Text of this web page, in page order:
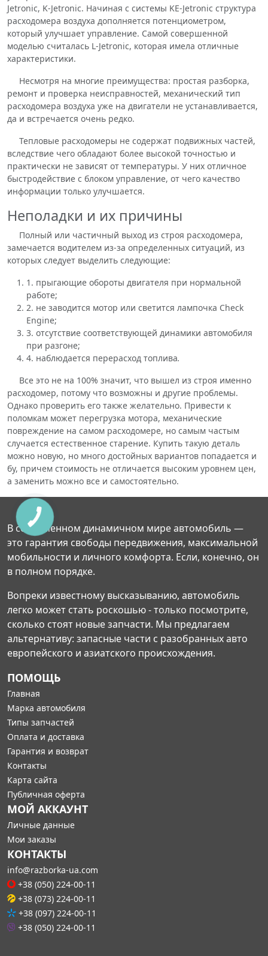
Jetronic, K-Jetronic. Начиная с системы KE-Jetronic структура
расходомера воздуха дополняется потенциометром,
который улучшает управление. Самой совершенной
моделью считалась L-Jetronic, которая имела отличные
характеристики.
Несмотря на многие преимущества: простая разборка,
ремонт и проверка неисправностей, механический тип
расходомера воздуха уже на двигатели не устанавливается,
да и встречается очень редко.
Тепловые расходомеры не содержат подвижных частей,
вследствие чего обладают более высокой точностью и
практически не зависят от температуры. У них отличное
быстродействие с блоком управление, от чего качество
информации только улучшается.
Неполадки и их причины
Полный или частичный выход из строя расходомера,
замечается водителем из-за определенных ситуаций, из
которых следует выделить следующие:
1. прыгающие обороты двигателя при нормальной
работе;
2. не заводится мотор или светится лампочка Check
Engine;
3. отсутствие соответствующей динамики автомобиля
при разгоне;
4. наблюдается перерасход топлива.
Все это не на 100% значит, что вышел из строя именно
расходомер, потому что возможны и другие проблемы.
Однако проверить его также желательно. Привести к
поломкам может перегрузка мотора, механические
повреждение на самом расходомере, но самым частым
случается естественное старение. Купить такую деталь
можно новую, но много достойных вариантов попадается и
бу, причем стоимость не отличается высоким уровнем цен,
а заменить можно все и самостоятельно.
В современном динамичном мире автомобиль —
это гарантия свободы передвижения, максимальной
мобильности и личного комфорта. Если, конечно, он
в полном порядке.
Вопреки известному высказыванию, автомобиль
легко может стать роскошью - только посмотрите,
сколько стоят новые запчасти. Мы предлагаем
альтернативу: запасные части с разобранных авто
европейского и азиатского происхождения.
ПОМОЩЬ
Главная
Марка автомобиля
Типы запчастей
Оплата и доставка
Гарантия и возврат
Контакты
Карта сайта
Публичная оферта
МОЙ АККАУНТ
Личные данные
Мои заказы
КОНТАКТЫ
info@razborka-ua.com
+38 (050) 224-00-11
+38 (073) 224-00-11
+38 (097) 224-00-11
+38 (050) 224-00-11